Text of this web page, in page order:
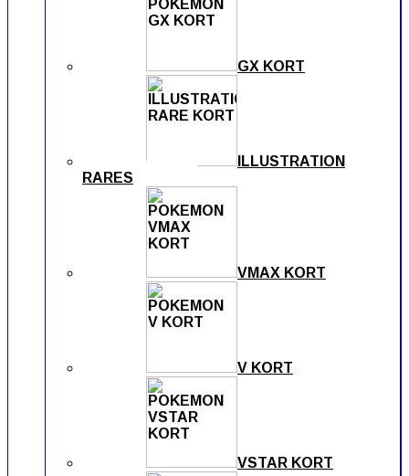
GX KORT
ILLUSTRATION
RARES
VMAX KORT
V KORT
VSTAR KORT